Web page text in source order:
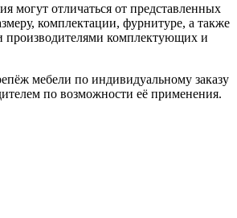
могут отличаться от представленных
комплектации, фурнитуре, а также
производителями комплектующих и
мебели по индивидуальному заказу
по возможности её применения.